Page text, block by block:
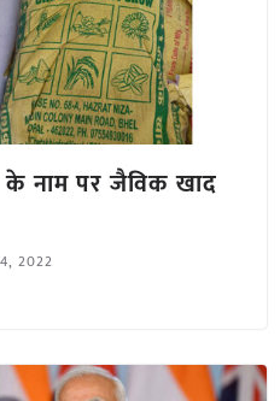
के नाम पर जैविक खाद
2022